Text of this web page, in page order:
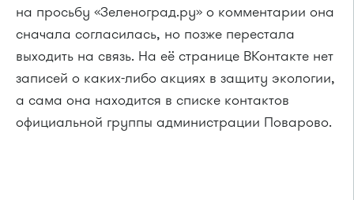
на просьбу «Зеленоград.ру» о комментарии она
сначала согласилась, но позже перестала
выходить на связь. На её странице ВКонтакте нет
записей о каких-либо акциях в защиту экологии,
а сама она находится в списке контактов
официальной группы администрации Поварово.